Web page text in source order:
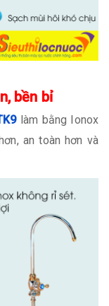
bền bỉ
làm bằng Ionox
an toàn hơn và